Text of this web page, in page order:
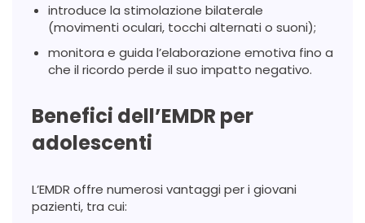
introduce la stimolazione bilaterale
(movimenti oculari, tocchi alternati o suoni);
monitora e guida l’elaborazione emotiva fino a
che il ricordo perde il suo impatto negativo.
Benefici dell’EMDR per
adolescenti
L’EMDR offre numerosi vantaggi per i giovani
pazienti, tra cui: